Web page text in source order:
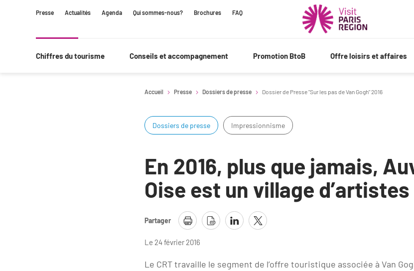
Navigation
RecherchePresse Actualités Agenda Qui sommes-nous? Brochures FAQ
Chiffres du tourisme Conseils et accompagnement Promotion BtoB Offre loisirs et affaires
Accueil Presse Dossiers de presse Dossier de Presse "Sur les pas de Van Gogh" 2016
Dossiers de presse Impressionnisme
En 2016, plus que jamais,
Oise est un village d’artistes
Partager
Le 24 février 2016
Le CRT travaille le segment de l’offre touristique associée à Van